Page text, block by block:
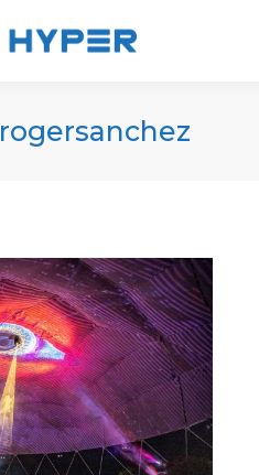
rogersanchez